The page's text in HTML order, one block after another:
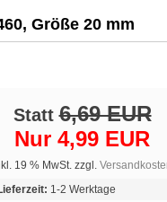
Größe 20 mm
Statt6,69 EUR
Nur 4,99 EUR
19 % MwSt. zzgl.
1-2 Werktage